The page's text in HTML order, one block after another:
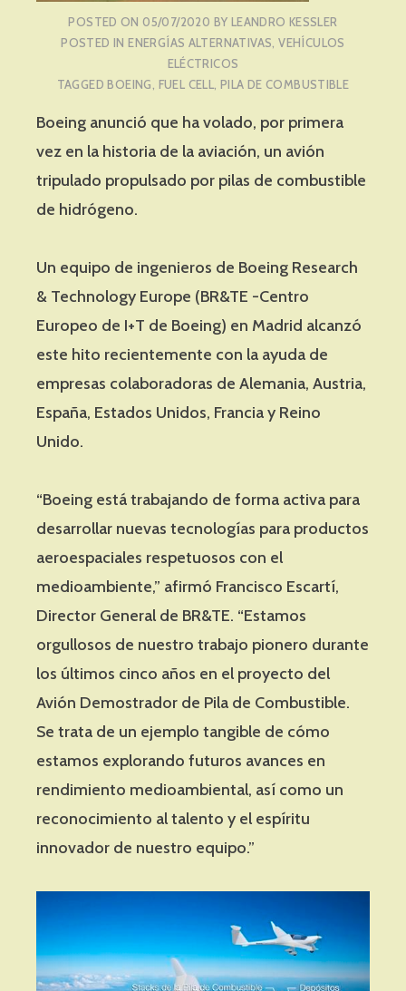
POSTED ON 05/07/2020 BY LEANDRO KESSLER
POSTED INENERGÍAS ALTERNATIVAS,VEHÍCULOS
ELÉCTRICOS
TAGGEDBOEING, FUEL CELL, PILA DE COMBUSTIBLE
Boeing anunció que ha volado, por primera
vez en la historia de la aviación, un avión
tripulado propulsado por pilas de combustible
de hidrógeno.
Un equipo de ingenieros de Boeing Research
& Technology Europe (BR&TE -Centro
Europeo de I+T de Boeing) en Madrid alcanzó
este hito recientemente con la ayuda de
empresas colaboradoras de Alemania, Austria,
España, Estados Unidos, Francia y Reino
Unido.
“Boeing está trabajando de forma activa para
desarrollar nuevas tecnologías para productos
aeroespaciales respetuosos con el
medioambiente,” afirmó Francisco Escartí,
Director General de BR&TE. “Estamos
orgullosos de nuestro trabajo pionero durante
los últimos cinco años en el proyecto del
Avión Demostrador de Pila de Combustible.
Se trata de un ejemplo tangible de cómo
estamos explorando futuros avances en
rendimiento medioambiental, así como un
reconocimiento al talento y el espíritu
innovador de nuestro equipo.”